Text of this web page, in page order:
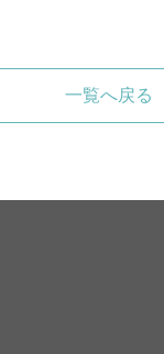
一覧へ戻る